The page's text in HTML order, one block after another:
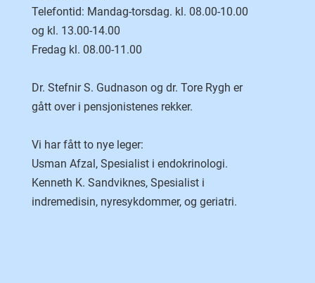
Telefontid: Mandag-torsdag. kl. 08.00-10.00
og kl. 13.00-14.00
Fredag kl. 08.00-11.00
Dr. Stefnir S. Gudnason og dr. Tore Rygh er
gått over i pensjonistenes rekker.
Vi har fått to nye leger:
Usman Afzal, Spesialist i endokrinologi.
Kenneth K. Sandviknes, Spesialist i
indremedisin, nyresykdommer, og geriatri.